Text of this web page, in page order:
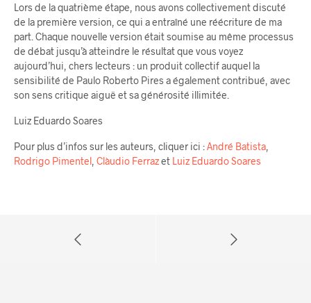
Lors de la quatrième étape, nous avons collectivement discuté
de la première version, ce qui a entraîné une réécriture de ma
part. Chaque nouvelle version était soumise au même processus
de débat jusqu’à atteindre le résultat que vous voyez
aujourd’hui, chers lecteurs : un produit collectif auquel la
sensibilité de Paulo Roberto Pires a également contribué, avec
son sens critique aiguë et sa générosité illimitée.
Luiz Eduardo Soares
Pour plus d’infos sur les auteurs, cliquer ici :André Batista
Rodrigo Pimentel Clàudio Ferrazet Luiz Eduardo Soares